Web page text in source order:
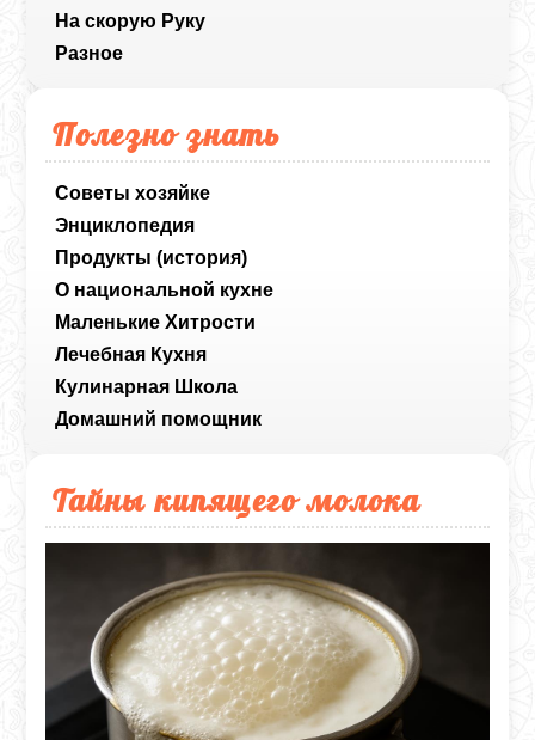
На скорую Руку
Разное
Полезно знать
Советы хозяйке
Энциклопедия
Продукты (история)
О национальной кухне
Маленькие Хитрости
Лечебная Кухня
Кулинарная Школа
Домашний помощник
Тайны кипящего молока